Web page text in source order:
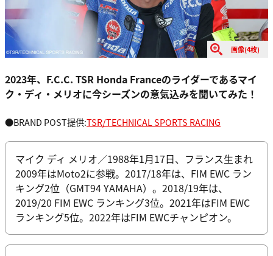
画像(4枚)
2023年、F.C.C. TSR Honda Franceのライダーであるマイ
ク・ディ・メリオに今シーズンの意気込みを聞いてみた！
●BRAND POST提供:TSR/TECHNICAL SPORTS RACING
マイク ディ メリオ／1988年1月17日、フランス生まれ
2009年はMoto2に参戦。2017/18年は、FIM EWC ラン
キング2位（GMT94 YAMAHA）。2018/19年は、
2019/20 FIM EWC ランキング3位。2021年はFIM EWC
ランキング5位。2022年はFIM EWCチャンピオン。